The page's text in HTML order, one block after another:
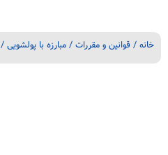
خانه / قوانین و مقررات / مبارزه با پولشویی /